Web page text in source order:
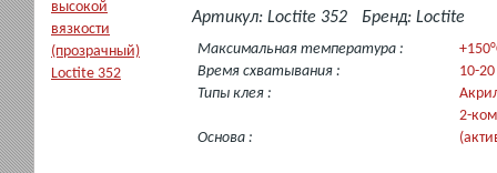
в
Артикул: Loctite 352 Бренд: Loctite
Максимальная температура :
Время схватывания :
10-
Типы клея :
Основа :
2-